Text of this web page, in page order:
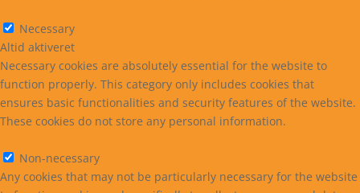
Necessary
Altid aktiveret
Necessary cookies are absolutely essential for the website to
function properly. This category only includes cookies that
ensures basic functionalities and security features of the website.
These cookies do not store any personal information.
Non-necessary
Any cookies that may not be particularly necessary for the website